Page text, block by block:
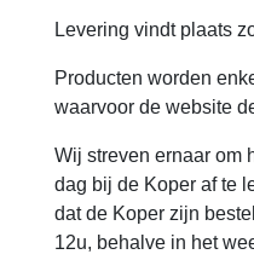
Levering vindt plaats
Producten worden
waarvoor de website
Wij streven ernaar om
dag bij de Koper af te
dat de Koper zijn
12u, behalve in het